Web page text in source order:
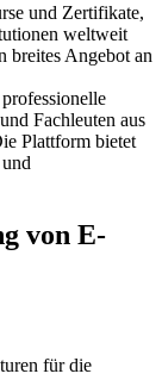
und Zertifikate,
weltweit
breites Angebot an
Fachleuten aus
Plattform bietet
von E-
für die